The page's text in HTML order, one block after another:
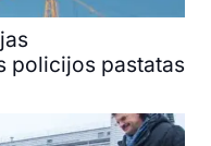
policijos pastatas